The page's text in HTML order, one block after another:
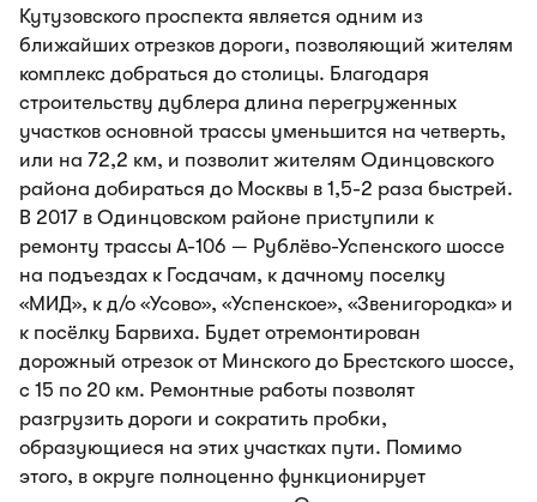
Кутузовского проспекта является одним из
ближайших отрезков дороги, позволяющий жителям
комплекс добраться до столицы. Благодаря
строительству дублера длина перегруженных
участков основной трассы уменьшится на четверть,
или на 72,2 км, и позволит жителям Одинцовского
района добираться до Москвы в 1,5-2 раза быстрей.
В 2017 в Одинцовском районе приступили к
ремонту трассы А-106 — Рублёво-Успенского шоссе
на подъездах к Госдачам, к дачному поселку
«МИД», к д/о «Усово», «Успенское», «Звенигородка» и
к посёлку Барвиха. Будет отремонтирован
дорожный отрезок от Минского до Брестского шоссе,
с 15 по 20 км. Ремонтные работы позволят
разгрузить дороги и сократить пробки,
образующиеся на этих участках пути. Помимо
этого, в округе полноценно функционирует